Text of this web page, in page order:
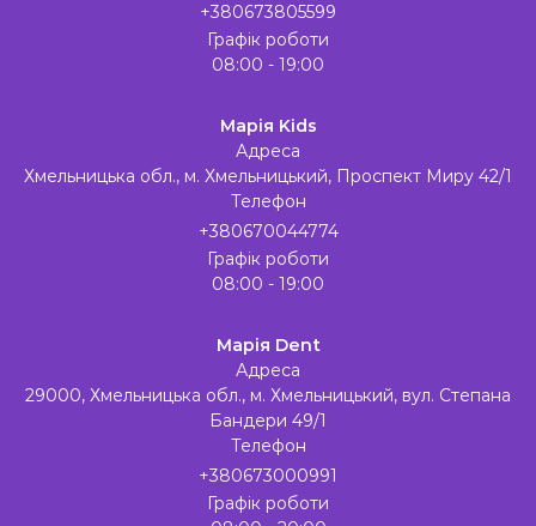
+380673805599
Графік роботи
08:00 - 19:00
Марія Kids
Адреса
Хмельницька обл., м. Хмельницький, Проспект Миру 42/1
Телефон
+380670044774
Графік роботи
08:00 - 19:00
Марія Dent
Адреса
29000, Хмельницька обл., м. Хмельницький, вул. Степана
Бандери 49/1
Телефон
+380673000991
Графік роботи